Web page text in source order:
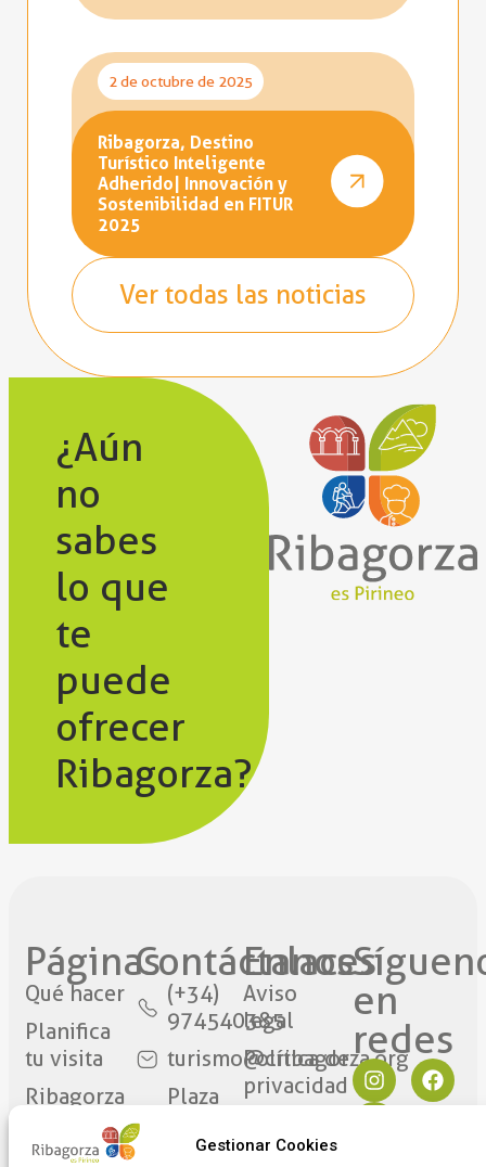
Gestionar Cookies
2 de octubre de 2025
Ribagorza, Destino
Turístico Inteligente
Adherido| Innovación y
Sostenibilidad en FITUR
2025
Ver todas las noticias
¿Aún
no
sabes
lo que
te
puede
ofrecer
Ribagorza?
Páginas
Qué hacer
Planifica
tu visita
Ribagorza
Contáctanos​
(+34)
974540385
turismo@cribagorza.org
Plaza
Enlaces
Aviso
legal
Política de
privacidad
Cookies
en
redes​